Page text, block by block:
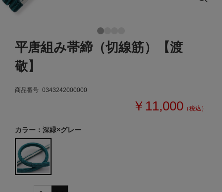
平唐組み帯締（切線筋）【渡
敬】
商品番号 0343242000000
￥11,000 （税込）
カラー：深緑×グレー